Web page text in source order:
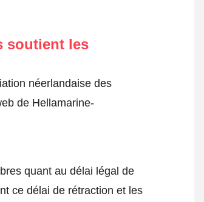
soutient les
néerlandaise des
de Hellamarine-
quant au délai légal de
ce délai de rétraction et les